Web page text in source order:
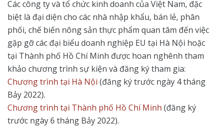
Các công ty và tổ chức kinh doanh của Việt Nam, đặc
biệt là đại diện cho các nhà nhập khẩu, bán lẻ, phân
phối, chế biến nông sản thực phẩm quan tâm đến việc
gặp gỡ các đại biểu doanh nghiệp EU tại Hà Nội hoặc
tại Thành phố Hồ Chí Minh được hoan nghênh tham
khảo chương trình sự kiện và đăng ký tham gia:
Chương trình tại Hà Nội (đăng ký trước ngày 4 tháng
Bảy 2022).
Chương trình tại Thành phố Hồ Chí Minh (đăng ký
trước ngày 6 tháng Bảy 2022).